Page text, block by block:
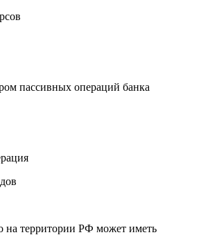
пассивных операций банка
на территории РФ может иметь